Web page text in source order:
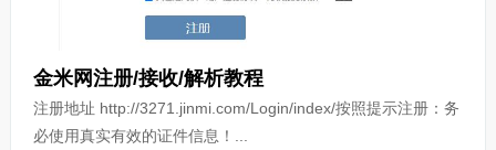
金米网注册/接收/解析教程
注册地址 http://3271.jinmi.com/Login/index/按照提示注册：务
必使用真实有效的证件信息！...